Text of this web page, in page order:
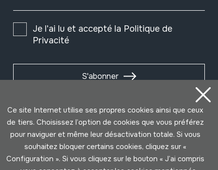
Je l'ai lu et accepté la Politique de
Privacité
S'abonner
Ce site Internet utilise ses propres cookies ainsi que ceux
de tiers. Choisissez l’option de cookies que vous préférez
pour naviguer et même leur désactivation totale. Si vous
souhaitez bloquer certains cookies, cliquez sur «
Configuration ». Si vous cliquez sur le bouton « J’ai compris